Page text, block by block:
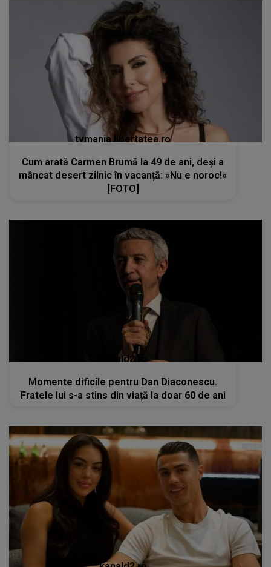
tvmania.libertatea.ro
Cum arată Carmen Brumă la 49 de ani, deși a
mâncat desert zilnic în vacanță: «Nu e noroc!»
[FOTO]
kanald2.ro
Momente dificile pentru Dan Diaconescu.
Fratele lui s-a stins din viață la doar 60 de ani